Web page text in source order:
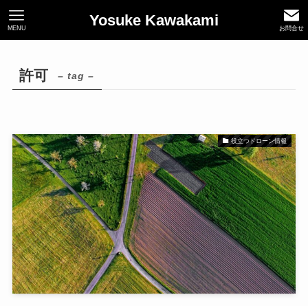
Yosuke Kawakami お問合せ
MENU
許可 – tag –
役立つドローン情報